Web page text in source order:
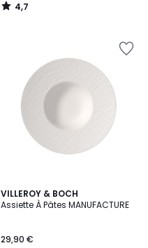
4,7
/
VILLEROY & BOCH
Assiette À Pâtes MANUFACTURE
29,90 €
4,2
/ 5